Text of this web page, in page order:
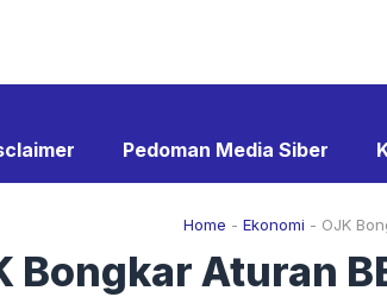
Pedoman Media Siber
Home - Ekonomi - OJK
Bongkar Aturan